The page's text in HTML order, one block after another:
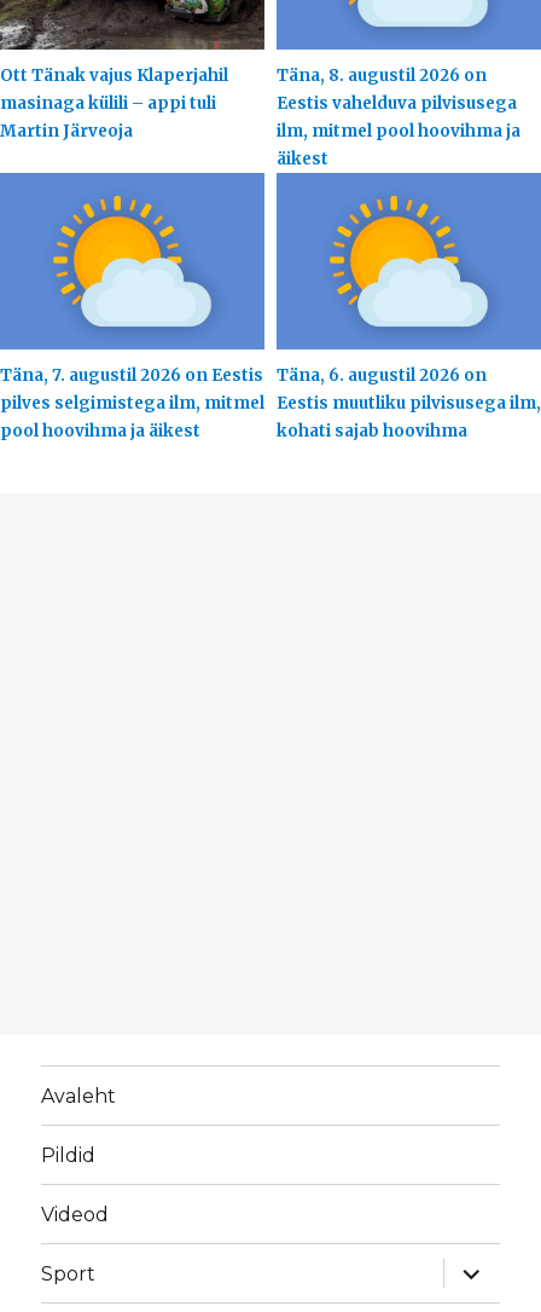
Ott Tänak vajus Klaperjahil
masinaga külili – appi tuli
Martin Järveoja
Täna, 8. augustil 2026 on
Eestis vahelduva pilvisusega
ilm, mitmel pool hoovihma ja
äikest
Täna, 7. augustil 2026 on Eestis
pilves selgimistega ilm, mitmel
pool hoovihma ja äikest
Täna, 6. augustil 2026 on
Eestis muutliku pilvisusega ilm,
kohati sajab hoovihma
Avaleht
Pildid
Videod
Sport
laienda